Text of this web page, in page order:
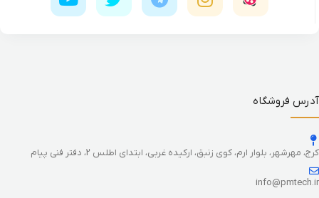
آدرس فروشگاه
کرج، مهرشهر، بلوار ارم، کوی زنبق، ارکیده غربی، ابتدای اطلس 2، دفتر فنی پیام
info@pmtech.ir